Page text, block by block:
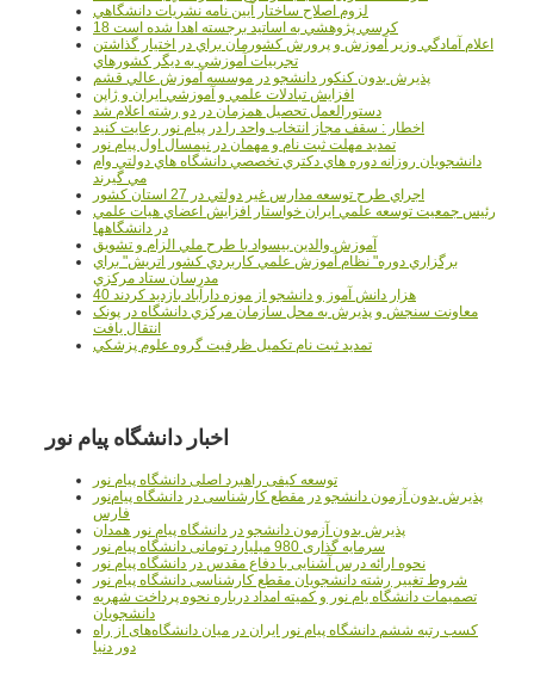
لزوم اصلاح ساختار آيين نامه نشريات دانشگاهي
18 کرسي پژوهشي به اساتيد برجسته اهدا شده است
اعلام آمادگي وزير آموزش و پرورش کشورمان براي در اختيار گذاشتن
تجربيات آموزشي به ديگر کشورهاي
پذيرش بدون کنکور دانشجو در موسسه آموزش عالي قشم
افزايش تبادلات علمي و آموزشي ايران و ژاپن
دستورالعمل تحصیل همزمان در دو رشته اعلام شد
اخطار : سقف مجاز انتخاب واحد را در پیام نور رعایت کنید
تمدید مهلت ثبت نام و مهمان در نیمسال اول پیام نور
دانشجويان روزانه دوره هاي دكتري تخصصي دانشگاه هاي دولتي وام
مي گيرند
اجراي طرح توسعه مدارس غير دولتي در 27 استان کشور
رئيس جمعيت توسعه علمي ايران خواستار افزايش اعضاي هيات علمي
در دانشگاهها
آموزش والدين بيسواد با طرح ملي الزام و تشويق
برگزاري دوره" نظام آموزش علمي كاربردي كشور اتريش" براي
مدرسان ستاد مرکزي
40 هزار دانش آموز و دانشجو از موزه دارآباد بازديد کردند
معاونت سنجش و پذيرش به محل سازمان مرکزي دانشگاه در پونک
انتقال يافت
تمديد ثبت نام تکميل ظرفيت گروه علوم پزشکي
اخبار دانشگاه پیام نور
توسعه کیفی راهبرد اصلی دانشگاه پیام نور
پذیرش بدون آزمون دانشجو در مقطع کارشناسی در دانشگاه پیام‌نور
فارس
پذیرش بدون آزمون دانشجو در دانشگاه پیام نور همدان
سرمایه گذاری 980 میلیارد تومانی دانشگاه پیام نور
نحوه ارائه درس آشنایی با دفاع مقدس در دانشگاه پیام نور
شروط تغییر رشته دانشجویان مقطع کارشناسی دانشگاه پیام نور
تصمیمات دانشگاه یام نور و کمیته امداد درباره نحوه پرداخت شهریه
دانشجویان
کسب رتبه ششم دانشگاه پیام نور ایران در میان دانشگاه‌های از راه
دور دنیا